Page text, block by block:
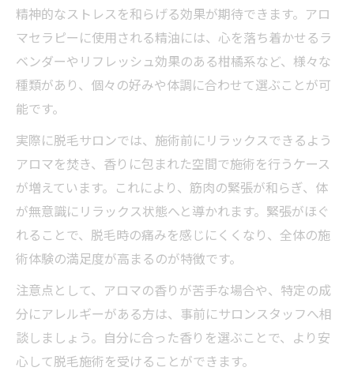
アロマ脱毛ならではの肌ケアポイントを徹
底解説
脱毛とアロマトリートメントの組み合わせ
施術後も続くアロマの癒しと脱毛ケアの秘
訣
肌トラブル予防に役立つアロマ脱毛の実践
術
緊張や不安を和らげる脱毛方法とは
脱毛で感じる不安をアロマで和らげるコツ
リラックス重視の脱毛施術がもたらす安心
感
VIO脱毛の不安を減らすアロマ活用施術の流
れ
精神的なストレスを和らげる効果が期待できます。アロ
マセラピーに使用される精油には、心を落ち着かせるラ
ベンダーやリフレッシュ効果のある柑橘系など、様々な
種類があり、個々の好みや体調に合わせて選ぶことが可
能です。
実際に脱毛サロンでは、施術前にリラックスできるよう
アロマを焚き、香りに包まれた空間で施術を行うケース
が増えています。これにより、筋肉の緊張が和らぎ、体
が無意識にリラックス状態へと導かれます。緊張がほぐ
れることで、脱毛時の痛みを感じにくくなり、全体の施
術体験の満足度が高まるのが特徴です。
注意点として、アロマの香りが苦手な場合や、特定の成
分にアレルギーがある方は、事前にサロンスタッフへ相
談しましょう。自分に合った香りを選ぶことで、より安
心して脱毛施術を受けることができます。